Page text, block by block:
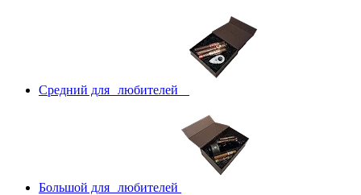
Средний для любителей
Большой для любителей